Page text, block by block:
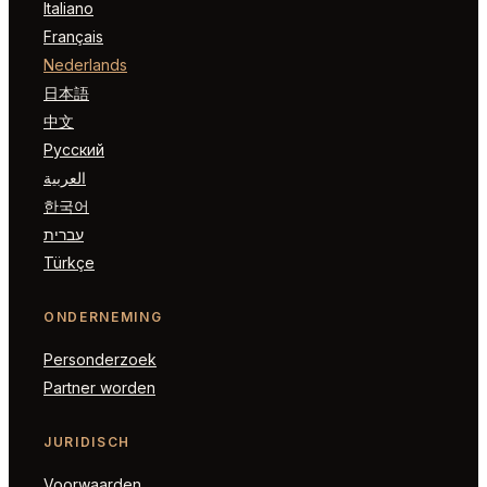
Italiano
Français
Nederlands
日本語
中文
Русский
العربية
한국어
עברית
Türkçe
ONDERNEMING
Personderzoek
Partner worden
JURIDISCH